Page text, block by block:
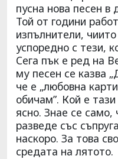
пусна нова песен
Той от години
изпълнители,
успоредно с тези,
Сега пък е ред на
му песен се казва
че е „любовна
обичам”. Кой е
ясно. Знае се само,
разведе със
наскоро. За това
средата на лятото.